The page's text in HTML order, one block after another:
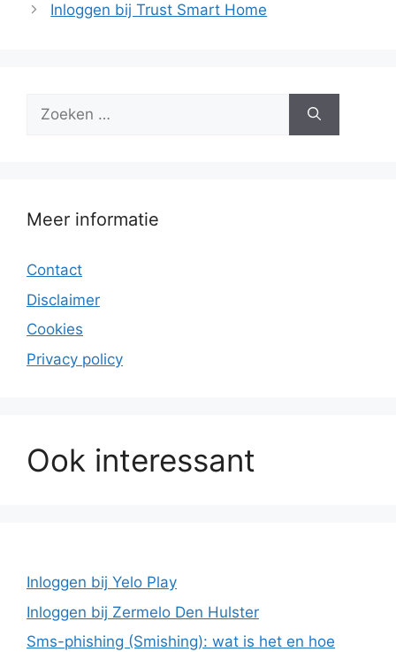
Inloggen bij Trust Smart Home
Zoek
Meer informatie
Contact
Disclaimer
Cookies
Privacy policy
Ook interessant
Inloggen bij Yelo Play
Inloggen bij Zermelo Den Hulster
Sms-phishing (Smishing): wat is het en hoe